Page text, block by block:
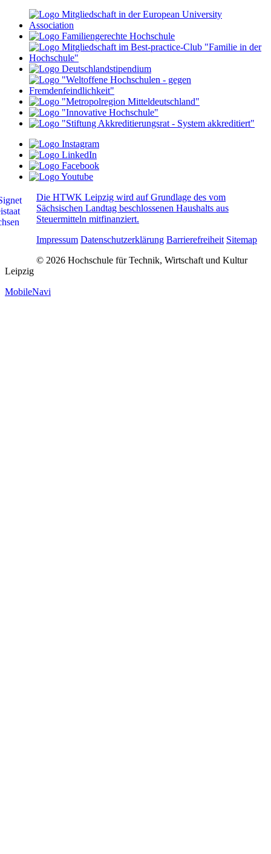
Die HTWK Leipzig wird auf Grundlage des vom
Sächsischen Landtag beschlossenen Haushalts aus
Steuermitteln mitfinanziert.
Impressum Datenschutzerklärung Barrierefreiheit Sitemap
© 2026 Hochschule für Technik, Wirtschaft und Kultur
Leipzig
MobileNavi